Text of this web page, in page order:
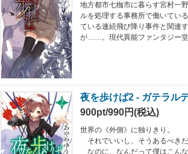
地方都市七枷市に暮らす宮村一
ルを処理する事務所で働いてい
ている連続飛び降り事件と関連
が……。現代異能ファンタジー堂
夜を歩けば2 - ガテラル
900pt/990円(税込)
世界の《外側》に独りきり。
それでいいし、そうあるべきだ
なのに、なんだって僕はこん